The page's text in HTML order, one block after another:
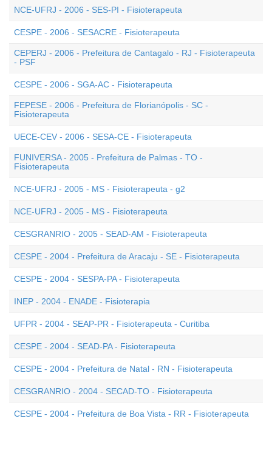
NCE-UFRJ - 2006 - SES-PI - Fisioterapeuta
CESPE - 2006 - SESACRE - Fisioterapeuta
CEPERJ - 2006 - Prefeitura de Cantagalo - RJ - Fisioterapeuta
- PSF
CESPE - 2006 - SGA-AC - Fisioterapeuta
FEPESE - 2006 - Prefeitura de Florianópolis - SC -
Fisioterapeuta
UECE-CEV - 2006 - SESA-CE - Fisioterapeuta
FUNIVERSA - 2005 - Prefeitura de Palmas - TO -
Fisioterapeuta
NCE-UFRJ - 2005 - MS - Fisioterapeuta - g2
NCE-UFRJ - 2005 - MS - Fisioterapeuta
CESGRANRIO - 2005 - SEAD-AM - Fisioterapeuta
CESPE - 2004 - Prefeitura de Aracaju - SE - Fisioterapeuta
CESPE - 2004 - SESPA-PA - Fisioterapeuta
INEP - 2004 - ENADE - Fisioterapia
UFPR - 2004 - SEAP-PR - Fisioterapeuta - Curitiba
CESPE - 2004 - SEAD-PA - Fisioterapeuta
CESPE - 2004 - Prefeitura de Natal - RN - Fisioterapeuta
CESGRANRIO - 2004 - SECAD-TO - Fisioterapeuta
CESPE - 2004 - Prefeitura de Boa Vista - RR - Fisioterapeuta